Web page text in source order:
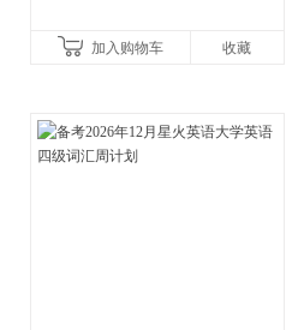
加入购物车 收藏